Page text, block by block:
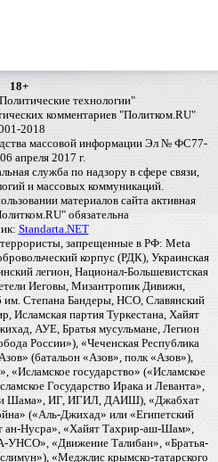
18+
технологии"
комментариев "Политком.RU"
2018
массовой информации Эл № ФС77-
апреля 2017 г.
служба по надзору в сфере связи,
и массовых коммуникаций.
материалов сайта активная
обязательна
Standarta.NET
запрещенные в РФ: Meta
корпус (РДК), Украинская
легион, Национал-Большевистская
Иеговы, Мизантропик Дивижн,
им. Степана Бандеры, НСО, Славянский
Исламская партия Туркестана, Хайят
АУЕ, Братья мусульмане, Легион
России»), «Чеченская Республика
(батальон «Азов», полк «Азов»),
«Исламское государство» («Исламское
Государство Ирака и Леванта»,
и Шама», ИГ, ИГИЛ, ДАИШ), «Джабхат
(«Аль-Джихад» или «Египетский
ан-Нусра», «Хайят Тахрир-аш-Шам»,
«Движение Талибан», «Братья-
«Меджлис крымско-татарского